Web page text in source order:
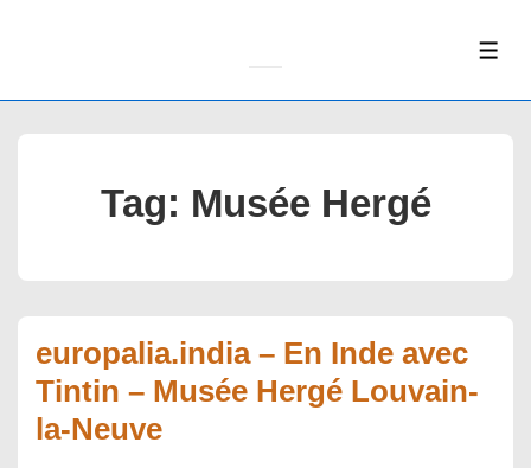
Tag: Musée Hergé
europalia.india – En Inde avec
Tintin – Musée Hergé Louvain-
la-Neuve